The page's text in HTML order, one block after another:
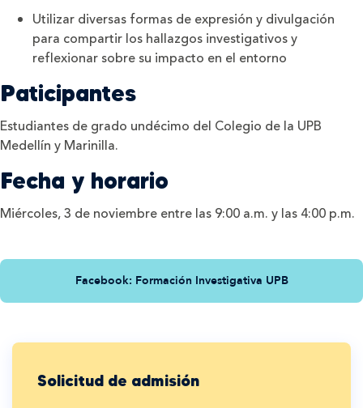
Utilizar diversas formas de expresión y divulgación
para compartir los hallazgos investigativos y
reflexionar sobre su impacto en el entorno
Paticipantes
Estudiantes de grado undécimo del Colegio de la UPB
Medellín y Marinilla.
Fecha y horario
Miércoles, 3 de noviembre entre las 9:00 a.m. y las 4:00 p.m.
Facebook: Formación Investigativa UPB
Solicitud de admisión